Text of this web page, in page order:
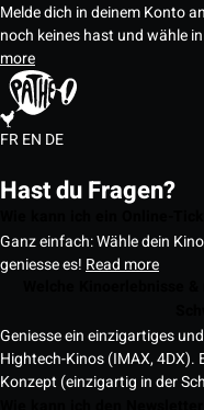
Melde dich in deinem Konto
noch keines hast und wähle
more
FREN DE
Hast du Fragen?
Ganz einfach: Wähle dein
geniesse es! Read more
Geniesse ein einzigartiges
Hightech-Kinos (IMAX, 4DX).
Konzept (einzigartig in der